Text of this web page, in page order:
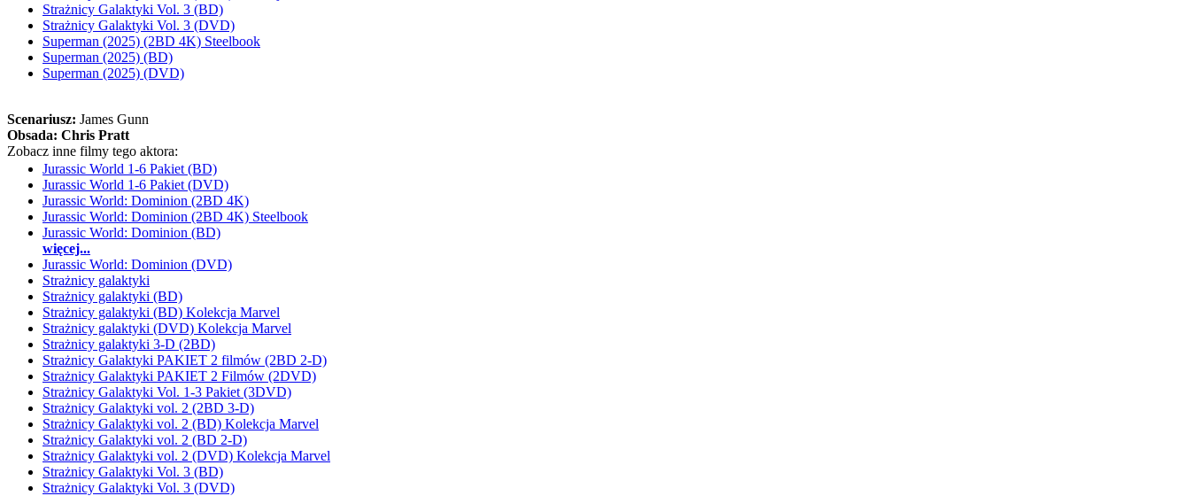
Strażnicy Galaktyki Vol. 3 (BD)
Strażnicy Galaktyki Vol. 3 (DVD)
Superman (2025) (2BD 4K) Steelbook
Superman (2025) (BD)
Superman (2025) (DVD)
Scenariusz: James Gunn
Obsada: Chris Pratt
Zobacz inne filmy tego aktora:
Jurassic World 1-6 Pakiet (BD)
Jurassic World 1-6 Pakiet (DVD)
Jurassic World: Dominion (2BD 4K)
Jurassic World: Dominion (2BD 4K) Steelbook
Jurassic World: Dominion (BD)
więcej...
Jurassic World: Dominion (DVD)
Strażnicy galaktyki
Strażnicy galaktyki (BD)
Strażnicy galaktyki (BD) Kolekcja Marvel
Strażnicy galaktyki (DVD) Kolekcja Marvel
Strażnicy galaktyki 3-D (2BD)
Strażnicy Galaktyki PAKIET 2 filmów (2BD 2-D)
Strażnicy Galaktyki PAKIET 2 Filmów (2DVD)
Strażnicy Galaktyki Vol. 1-3 Pakiet (3DVD)
Strażnicy Galaktyki vol. 2 (2BD 3-D)
Strażnicy Galaktyki vol. 2 (BD) Kolekcja Marvel
Strażnicy Galaktyki vol. 2 (BD 2-D)
Strażnicy Galaktyki vol. 2 (DVD) Kolekcja Marvel
Strażnicy Galaktyki Vol. 3 (BD)
Strażnicy Galaktyki Vol. 3 (DVD)